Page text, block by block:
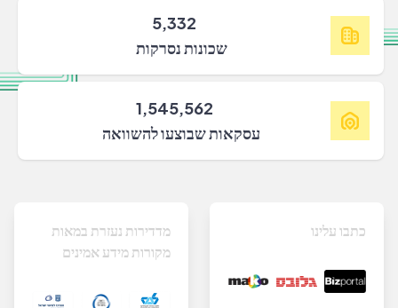
5,332
שכונות נסרקות
1,545,562
עסקאות שבוצעו להשוואה
מדדירות נעזרת במאות
מקורות מידע אמינים
כתבו עלינו